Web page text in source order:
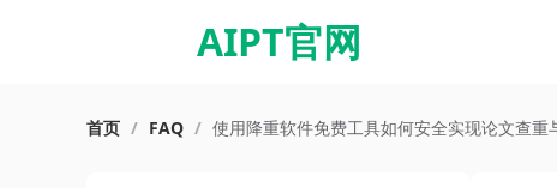
AIPT官网
首页 / FAQ / 使用降重软件免费工具如何安全实现论文查